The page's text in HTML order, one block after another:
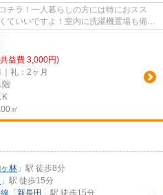
チラ！一人暮らしの方には特におスス
いいですよ！室内に洗濯機置場も備え
益費 3,000円)
礼：2ヶ月
階
㎡
林 」駅 徒歩8分
」駅 徒歩15分
「 新長田 」駅 徒歩15分